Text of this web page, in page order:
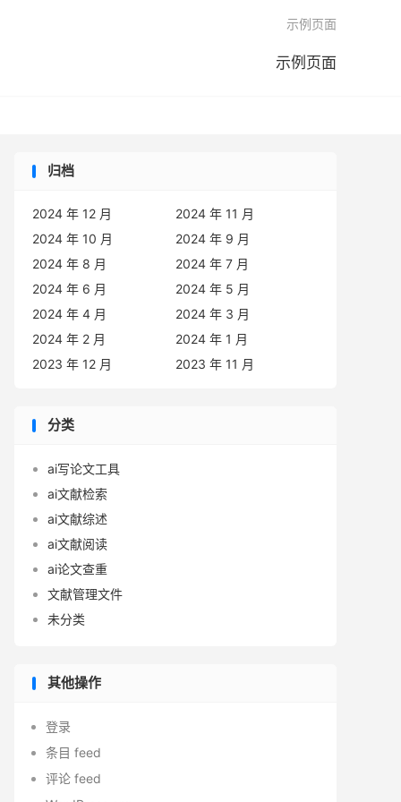
示例页面
示例页面
归档
2024 年 12 月
2024 年 11 月
2024 年 10 月
2024 年 9 月
2024 年 8 月
2024 年 7 月
2024 年 6 月
2024 年 5 月
2024 年 4 月
2024 年 3 月
2024 年 2 月
2024 年 1 月
2023 年 12 月
2023 年 11 月
分类
ai写论文工具
ai文献检索
ai文献综述
ai文献阅读
ai论文查重
文献管理文件
未分类
其他操作
登录
条目 feed
评论 feed